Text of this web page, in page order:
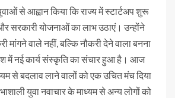
से आह्वान किया कि राज्य में स्टार्टअप शुरू
योजनाओं का लाभ उठाएं। उन्होंने
मांगने वाले नहीं, बल्कि नौकरी देने वाला बनना
में नई कार्य संस्कृति का संचार हुआ है। आज
से बदलाव लाने वालों को एक उचित मंच दिया
युवा नवाचार के माध्यम से अन्य लोगों को